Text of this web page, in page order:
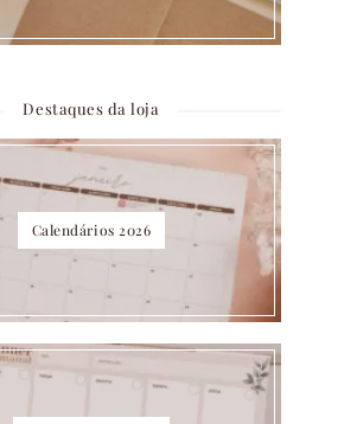
Destaques da loja
Calendários 2026